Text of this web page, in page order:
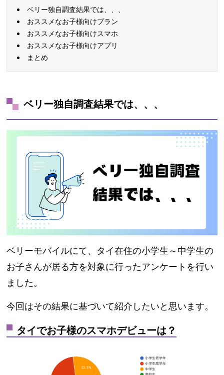
ベリー独自調査結果では、、、
おススメなお子様向けプラン
おススメなお子様向けスマホ
おススメなお子様向けアプリ
まとめ
ベリー独自調査結果では、、、
ベリーモバイルにて、タイ在住の小学生～中学生の
お子さんが居る方を対象に行ったアンケートを行い
ました。
今回はその結果に基づいて紹介したいと思います。
タイでお子様のスマホデビューは？